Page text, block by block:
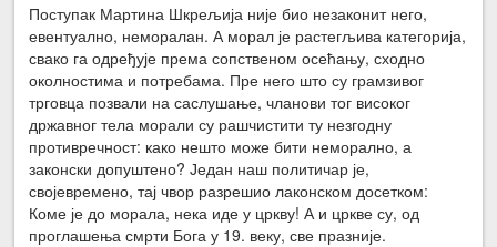
Поступак Мартина Шкрељија није био незаконит него,
евентуално, неморалан. А морал је растегљива категорија,
свако га одређује према сопственом осећању, сходно
околностима и потребама. Пре него што су грамзивог
трговца позвали на саслушање, чланови тог високог
државног тела морали су рашчистити ту незгодну
противречност: како нешто може бити неморално, а
законски допуштено? Један наш политичар је,
својевремено, тај чвор разрешио лаконском досетком:
Коме је до морала, нека иде у цркву! А и цркве су, од
проглашења смрти Бога у 19. веку, све празније.